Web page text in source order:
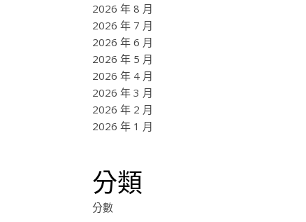
2026 年 8 月
2026 年 7 月
2026 年 6 月
2026 年 5 月
2026 年 4 月
2026 年 3 月
2026 年 2 月
2026 年 1 月
分類
分數